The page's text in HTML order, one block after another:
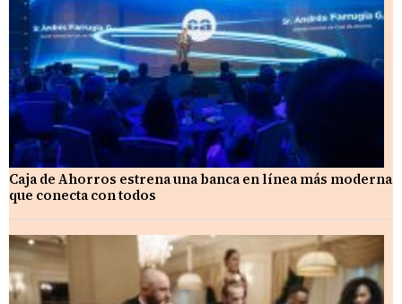
Caja de Ahorros estrena una banca en línea más moderna
que conecta con todos